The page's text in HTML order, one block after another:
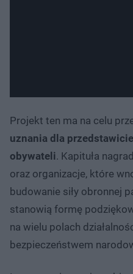
Projekt ten ma na celu
uznania dla
obywateli. Kapituła
oraz organizacje, które
budowanie siły obronnej
stanowią formę
na wielu polach
bezpieczeństwem